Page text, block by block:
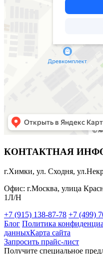
КОНТАКТНАЯ
г.Химки, ул. Сходня,
Офис: г.Москва, улица
1Л/Н
+7 (915) 138-87-78 +7 (499)
Блог Политика
данныхКарта сайта
Запросить прайс-лист
Получите специальное